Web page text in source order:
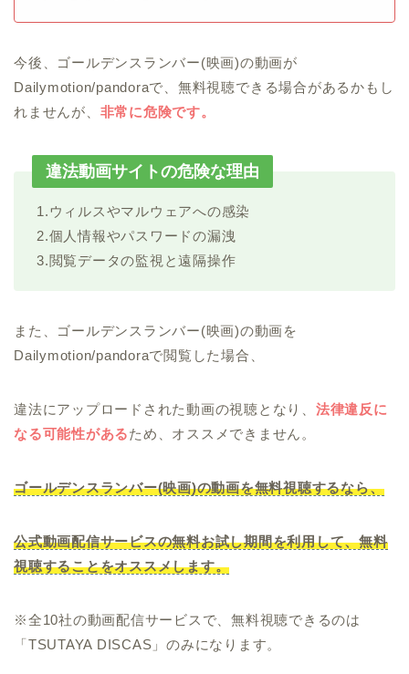
今後、ゴールデンスランバー(映画)の動画が
Dailymotion/pandoraで、無料視聴できる場合があるかもし
れませんが、 非常に危険です。
違法動画サイトの危険な理由
1.ウィルスやマルウェアへの感染
2.個人情報やパスワードの漏洩
3.閲覧データの監視と遠隔操作
また、ゴールデンスランバー(映画)の動画を
Dailymotion/pandoraで閲覧した場合、
違法にアップロードされた動画の視聴となり、 法律違反に
なる可能性があるため、オススメできません。
ゴールデンスランバー(映画)の動画を無料視聴するなら、
公式動画配信サービスの無料お試し期間を利用して、無料
視聴することをオススメします。
※全10社の動画配信サービスで、無料視聴できるのは
「TSUTAYA DISCAS」のみになります。